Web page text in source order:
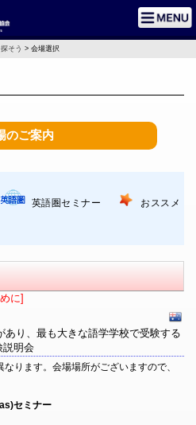
そう > 会場選択
のご案内
英語圏セミナー
おススメ
に]
り、最も大きな語学学校で受験する
説明会
ります。会場場所がございますので、
セミナー